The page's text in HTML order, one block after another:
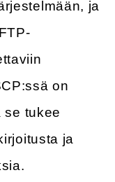
ja
on
se tukee
ja